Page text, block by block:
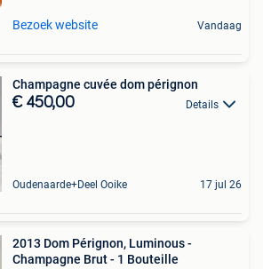
Bezoek website Vandaag
Champagne cuvée dom pérignon
€ 450,00 Details
Oudenaarde+Deel Ooike 17 jul 26
2013 Dom Pérignon, Luminous -
Champagne Brut - 1 Bouteille